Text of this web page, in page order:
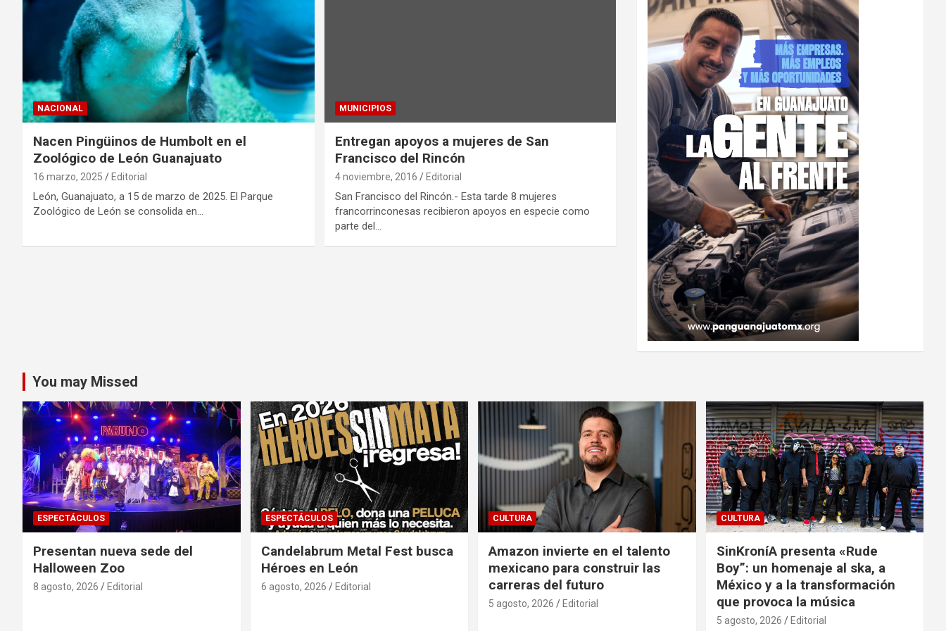
NACIONAL
Nacen Pingüinos de Humbolt en el
Zoológico de León Guanajuato
16 marzo, 2025 Editorial
León, Guanajuato, a 15 de marzo de 2025. El Parque
Zoológico de León se consolida en…
MUNICIPIOS
Entregan apoyos a mujeres de San
Francisco del Rincón
4 noviembre, 2016 Editorial
San Francisco del Rincón.- Esta tarde 8 mujeres
francorrinconesas recibieron apoyos en especie como
parte del…
You may Missed
ESPECTÁCULOS
Presentan nueva sede del
Halloween Zoo
8 agosto, 2026 Editorial
ESPECTÁCULOS
Candelabrum Metal Fest busca
Héroes en León
6 agosto, 2026 Editorial
CULTURA
Amazon invierte en el talento
mexicano para construir las
carreras del futuro
5 agosto, 2026 Editorial
CULTURA
SinKroníA presenta «Rude
Boy”: un homenaje al ska, a
México y a la transformación
que provoca la música
5 agosto, 2026 Editorial